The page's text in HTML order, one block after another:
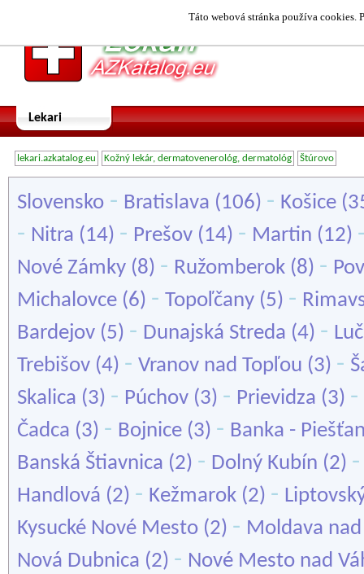
Táto webová stránka používa cookies.
Lekari
lekari.azkatalog.eu Kožný lekár, dermatovenerológ, dermatológ Štúrovo
Slovensko - Bratislava (106) - Košice
- Nitra (14) - Prešov (14) - Martin (12)
Nové Zámky (8) - Ružomberok (8) -
Michalovce (6) - Topoľčany (5) -
Bardejov (5) - Dunajská Streda (4) -
Trebišov (4) - Vranov nad Topľou (3) -
Skalica (3) - Púchov (3) - Prievidza (3) -
Čadca (3) - Bojnice (3) - Banka -
Banská Štiavnica (2) - Dolný Kubín (2)
Handlová (2) - Kežmarok (2) -
Kysucké Nové Mesto (2) - Moldava
Nová Dubnica (2) - Nové Mesto nad